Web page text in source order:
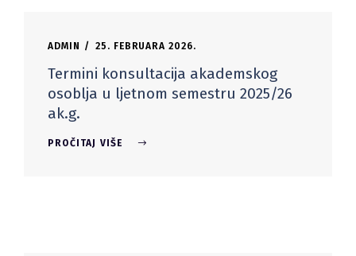
ADMIN 25. FEBRUARA 2026.
Termini konsultacija akademskog
osoblja u ljetnom semestru 2025/26
ak.g.
PROČITAJ VIŠE